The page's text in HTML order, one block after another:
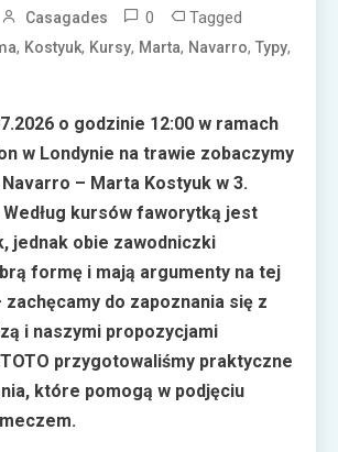
Casagades 0 Tagged
, Kostyuk, Kursy, Marta, Navarro, Typy,
o godzinie 12:00 w ramach
w Londynie na trawie zobaczymy
– Marta Kostyuk w 3.
Według kursów faworytką jest
jednak obie zawodniczki
formę i mają argumenty na tej
do zapoznania się z
i naszymi propozycjami
przygotowaliśmy praktyczne
które pomogą w podjęciu